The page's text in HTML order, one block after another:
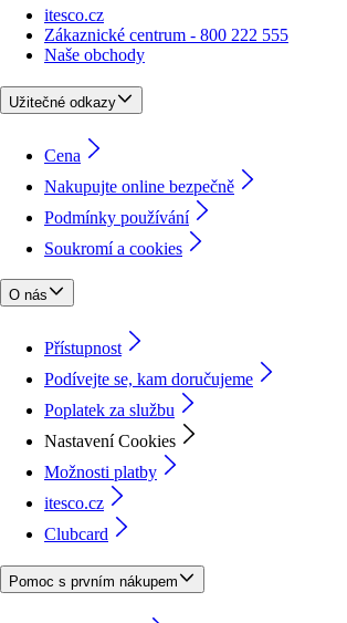
itesco.cz
Zákaznické centrum - 800 222 555
Naše obchody
Užitečné odkazy
Cena
Nakupujte online bezpečně
Podmínky používání
Soukromí a cookies
O nás
Přístupnost
Podívejte se, kam doručujeme
Poplatek za službu
Nastavení Cookies
Možnosti platby
itesco.cz
Clubcard
Pomoc s prvním nákupem